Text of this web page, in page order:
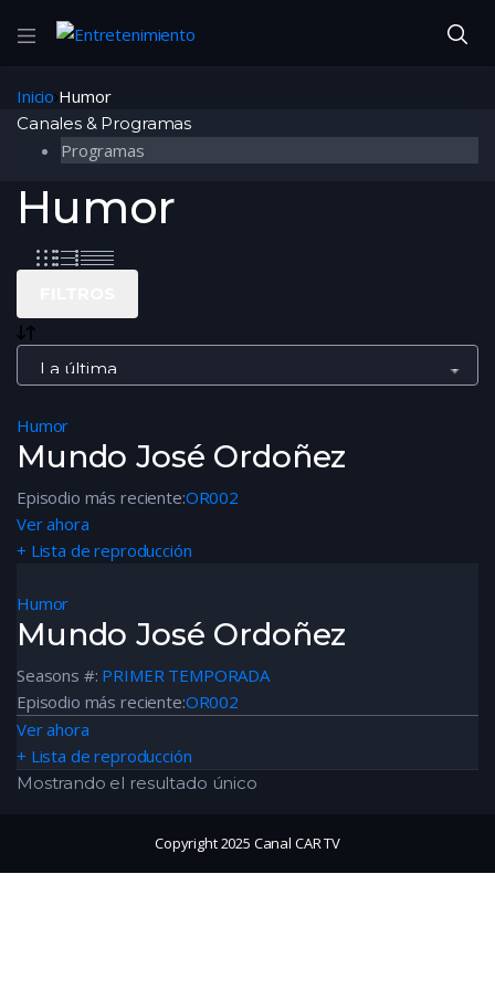
Inicio Humor
Humor
Humor
Mundo José Ordoñez
Episodio más reciente:OR002
Ver ahora
+ Lista de reproducción
Humor
Mundo José Ordoñez
Seasons #: PRIMER TEMPORADA
Episodio más reciente:OR002
Ver ahora
+ Lista de reproducción
Mostrando el resultado único
Canales & Programas
Programas
Copyright 2025 Canal CAR TV